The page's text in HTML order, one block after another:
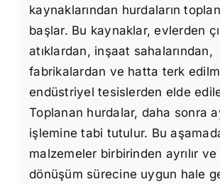
kaynaklarından hurdaların
başlar. Bu kaynaklar, evlerden
atıklardan, inşaat sahalarından,
fabrikalardan ve hatta terk
endüstriyel tesislerden elde
Toplanan hurdalar, daha sonra
işlemine tabi tutulur. Bu
malzemeler birbirinden ayrılır ve
dönüşüm sürecine uygun hale